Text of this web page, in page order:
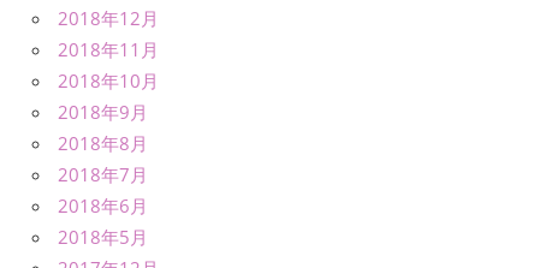
2018年12月
2018年11月
2018年10月
2018年9月
2018年8月
2018年7月
2018年6月
2018年5月